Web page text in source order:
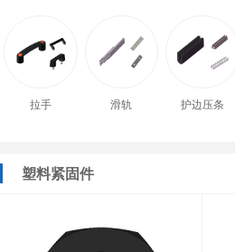
拉手 滑轨 护边压条
塑料紧固件